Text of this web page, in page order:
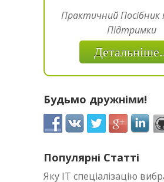
Практичний Посібник
Підтримки
Будьмо дружніми!
Популярні Статті
Яку IT спеціалізацію